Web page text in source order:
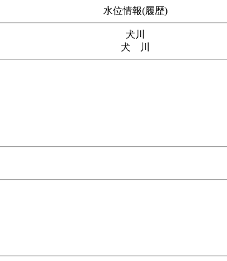
水位情報(履歴)
犬川
犬 川